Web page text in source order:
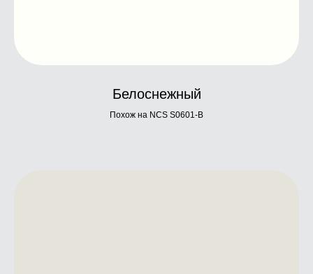
Белоснежный
Похож на NCS S0601-B